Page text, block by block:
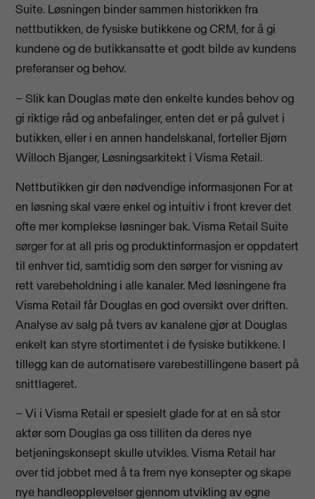
Suite. Løsningen binder sammen historikken fra
nettbutikken, de fysiske butikkene og CRM, for å gi
kundene og de butikkansatte et godt bilde av kundens
preferanser og behov.
– Slik kan Douglas møte den enkelte kundes behov og
gi riktige råd og anbefalinger, enten det er på gulvet i
butikken, eller i en annen handelskanal, forteller Bjørn
Willoch Bjanger, Løsningsarkitekt i Visma Retail.
Nettbutikken gir den nødvendige informasjonen For at
en løsning skal være enkel og intuitiv i front krever det
ofte mer komplekse løsninger bak. Visma Retail Suite
sørger for at all pris og produktinformasjon er oppdatert
til enhver tid, samtidig som den sørger for visning av
rett varebeholdning i alle kanaler. Med løsningene fra
Visma Retail får Douglas en god oversikt over driften.
Analyse av salg på tvers av kanalene gjør at Douglas
enkelt kan styre stortimentet i de fysiske butikkene. I
tillegg kan de automatisere varebestillingene basert på
snittlageret.
– Vi i Visma Retail er spesielt glade for at en så stor
aktør som Douglas ga oss tilliten da deres nye
betjeningskonsept skulle utvikles. Visma Retail har
over tid jobbet med å ta frem nye konsepter og skape
nye handleopplevelser gjennom utvikling av egne